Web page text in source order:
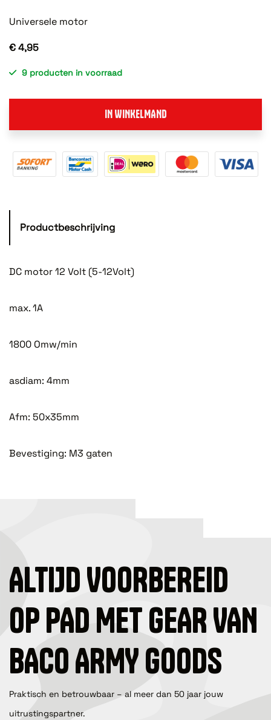
Universele motor
€ 4,95
9 producten in voorraad
IN WINKELMAND
Productbeschrijving
DC motor 12 Volt (5-12Volt)
max. 1A
1800 Omw/min
asdiam: 4mm
Afm: 50x35mm
Bevestiging: M3 gaten
ALTIJD VOORBEREID
OP PAD MET GEAR VAN
BACO ARMY GOODS
Praktisch en betrouwbaar – al meer dan 50 jaar jouw
uitrustingspartner.